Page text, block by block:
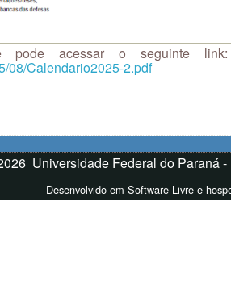
pode acessar o seguinte
08/Calendario2025-2.pdf
Universidade Federal do Paraná
Desenvolvido em Software Livre e